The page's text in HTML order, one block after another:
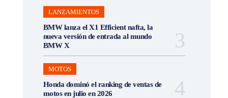
LANZAMIENTOS
BMW lanza el X1 Efficient nafta, la
nueva versión de entrada al mundo
BMW X
MOTOS
Honda dominó el ranking de ventas de
motos en julio en 2026